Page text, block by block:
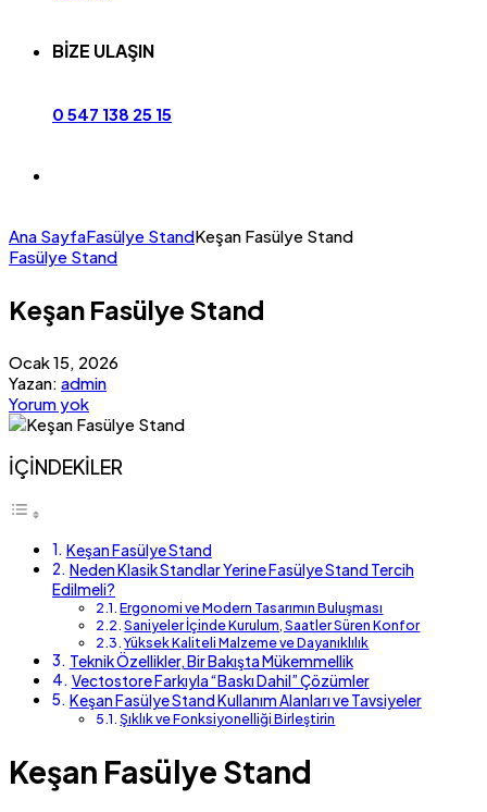
BİZE ULAŞIN
0 547 138 25 15
Ana SayfaFasülye StandKeşan Fasülye Stand
Fasülye Stand
Keşan Fasülye Stand
Ocak 15, 2026
Yazan: admin
Yorum yok
İÇİNDEKİLER
Keşan Fasülye Stand
Neden Klasik Standlar Yerine Fasülye Stand Tercih
Edilmeli?
Ergonomi ve Modern Tasarımın Buluşması
Saniyeler İçinde Kurulum, Saatler Süren Konfor
Yüksek Kaliteli Malzeme ve Dayanıklılık
Teknik Özellikler, Bir Bakışta Mükemmellik
Vectostore Farkıyla “Baskı Dahil” Çözümler
Keşan Fasülye Stand Kullanım Alanları ve Tavsiyeler
Şıklık ve Fonksiyonelliği Birleştirin
Keşan Fasülye Stand